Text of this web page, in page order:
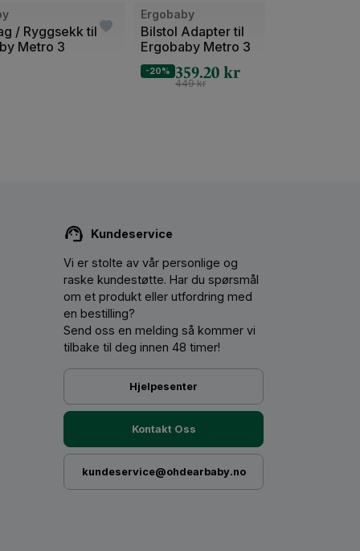
enkel i alt av justeringer, baby elsker
beroligende effekten.
å ta av og vaske
/ Ryggsekk til
Metro 3
Bilde
av
Ergobaby
Bilstol Adapter til
Ergobaby Metro 3
-20% 359.20kr
449kr
Kundeservice
Vi er stolte av vår personlige og
raske kundestøtte. Har du spørsmål
om et produkt eller utfordring med
en bestilling?
Send oss ​​en melding så kommer vi
tilbake til deg innen 48 timer!
Hjelpesenter
Kontakt Oss
kundeservice@ohdearbaby.no